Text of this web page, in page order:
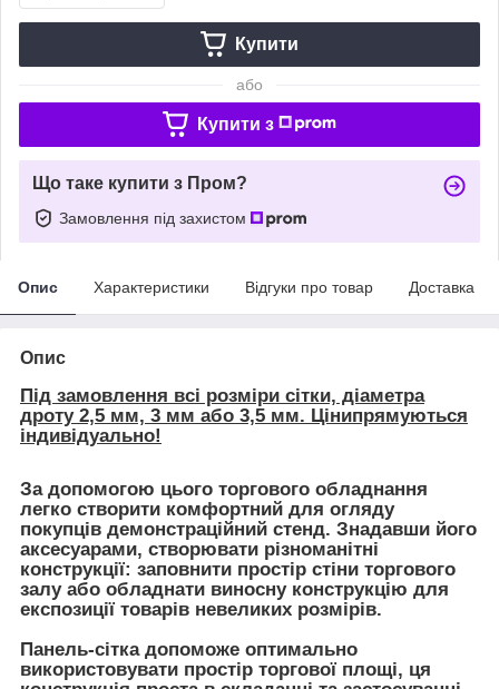
Купити
або
Купити з
Що таке купити з Пром?
Замовлення під захистом
Опис Характеристики Відгуки про товар Доставка
Опис
Під замовлення всі розміри сітки, діаметра
дроту 2,5 мм, 3 мм або 3,5 мм. Цінипрямуються
індивідуально!
За допомогою цього торгового обладнання
легко створити комфортний для огляду
покупців демонстраційний стенд. Знадавши його
аксесуарами, створювати різноманітні
конструкції: заповнити простір стіни торгового
залу або обладнати виносну конструкцію для
експозиції товарів невеликих розмірів.
Панель-сітка допоможе оптимально
використовувати простір торгової площі, ця